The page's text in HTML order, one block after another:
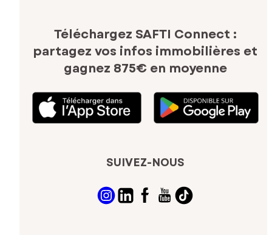
Téléchargez SAFTI Connect :
partagez vos infos immobilières et
gagnez 875€ en moyenne
SUIVEZ-NOUS